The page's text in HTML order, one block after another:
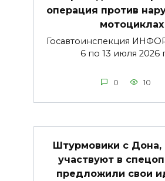
операция против
мотоциклах
Госавтоинспекция
6 по 13 июля 2026
0 10
Штурмовики с Дона,
участвуют в
предложили свои